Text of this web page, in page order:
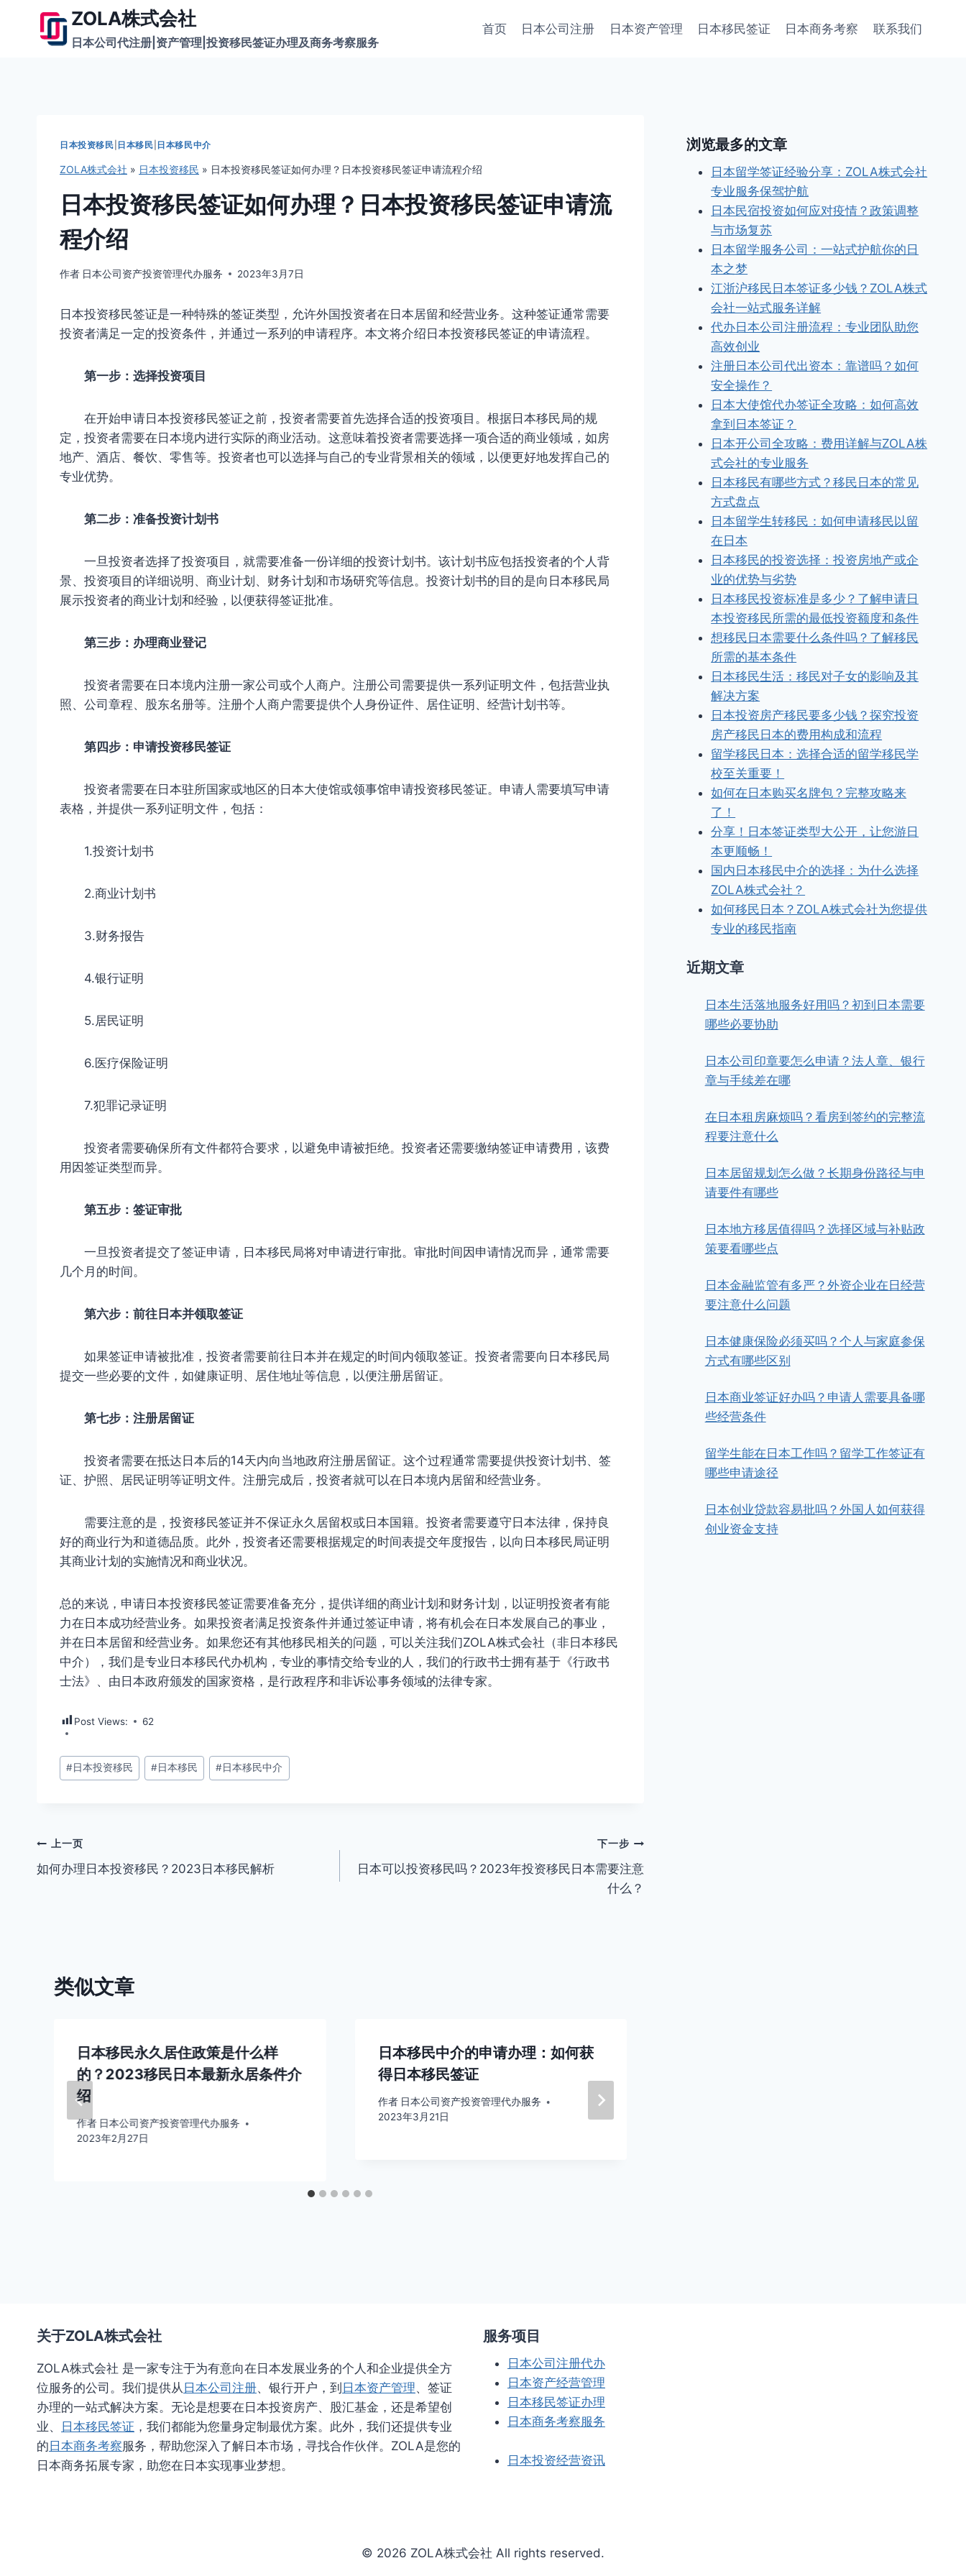
ZOLA株式会社
日本公司代注册|资产管理|投资移民签证办理及商务考察服务
首页 日本公司注册 日本资产管理 日本移民签证 日本商务考察 联系我们
日本投资移民 日本移民 日本移民中介
ZOLA株式会社 » 日本投资移民 » 日本投资移民签证如何办理？日本投资移民签证申请流程介绍
日本投资移民签证如何办理？日本投资移民签证申请流
程介绍
作者 日本公司资产投资管理代办服务 2023年3月7日
日本投资移民签证是一种特殊的签证类型，允许外国投资者在日本居留和经营业务。这种签证通常需要
投资者满足一定的投资条件，并通过一系列的申请程序。本文将介绍日本投资移民签证的申请流程。
第一步：选择投资项目
在开始申请日本投资移民签证之前，投资者需要首先选择合适的投资项目。根据日本移民局的规
定，投资者需要在日本境内进行实际的商业活动。这意味着投资者需要选择一项合适的商业领域，如房
地产、酒店、餐饮、零售等。投资者也可以选择与自己的专业背景相关的领域，以便更好地发挥自己的
专业优势。
第二步：准备投资计划书
一旦投资者选择了投资项目，就需要准备一份详细的投资计划书。该计划书应包括投资者的个人背
景、投资项目的详细说明、商业计划、财务计划和市场研究等信息。投资计划书的目的是向日本移民局
展示投资者的商业计划和经验，以便获得签证批准。
第三步：办理商业登记
投资者需要在日本境内注册一家公司或个人商户。注册公司需要提供一系列证明文件，包括营业执
照、公司章程、股东名册等。注册个人商户需要提供个人身份证件、居住证明、经营计划书等。
第四步：申请投资移民签证
投资者需要在日本驻所国家或地区的日本大使馆或领事馆申请投资移民签证。申请人需要填写申请
表格，并提供一系列证明文件，包括：
1.投资计划书
2.商业计划书
3.财务报告
4.银行证明
5.居民证明
6.医疗保险证明
7.犯罪记录证明
投资者需要确保所有文件都符合要求，以避免申请被拒绝。投资者还需要缴纳签证申请费用，该费
用因签证类型而异。
第五步：签证审批
一旦投资者提交了签证申请，日本移民局将对申请进行审批。审批时间因申请情况而异，通常需要
几个月的时间。
第六步：前往日本并领取签证
如果签证申请被批准，投资者需要前往日本并在规定的时间内领取签证。投资者需要向日本移民局
提交一些必要的文件，如健康证明、居住地址等信息，以便注册居留证。
第七步：注册居留证
投资者需要在抵达日本后的14天内向当地政府注册居留证。这个过程通常需要提供投资计划书、签
证、护照、居民证明等证明文件。注册完成后，投资者就可以在日本境内居留和经营业务。
需要注意的是，投资移民签证并不保证永久居留权或日本国籍。投资者需要遵守日本法律，保持良
好的商业行为和道德品质。此外，投资者还需要根据规定的时间表提交年度报告，以向日本移民局证明
其商业计划的实施情况和商业状况。
总的来说，申请日本投资移民签证需要准备充分，提供详细的商业计划和财务计划，以证明投资者有能
力在日本成功经营业务。如果投资者满足投资条件并通过签证申请，将有机会在日本发展自己的事业，
并在日本居留和经营业务。如果您还有其他移民相关的问题，可以关注我们ZOLA株式会社（非日本移民
中介），我们是专业日本移民代办机构，专业的事情交给专业的人，我们的行政书士拥有基于《行政书
士法》、由日本政府颁发的国家资格，是行政程序和非诉讼事务领域的法律专家。
Post Views: 62
文
章
#日本投资移民 #日本移民 #日本移民中介
文
章
上一页
如何办理日本投资移民？2023日本移民解析
下一步
日本可以投资移民吗？2023年投资移民日本需要注意
什么？
类似文章
日本移民永久居住政策是什么样
的？2023移民日本最新永居条件介
绍
作者 日本公司资产投资管理代办服务
2023年2月27日
日本移民中介的申请办理：如何获
得日本移民签证
作者 日本公司资产投资管理代办服务
2023年3月21日
浏览最多的文章
日本留学签证经验分享：ZOLA株式会社
专业服务保驾护航
日本民宿投资如何应对疫情？政策调整
与市场复苏
日本留学服务公司：一站式护航你的日
本之梦
江浙沪移民日本签证多少钱？ZOLA株式
会社一站式服务详解
代办日本公司注册流程：专业团队助您
高效创业
注册日本公司代出资本：靠谱吗？如何
安全操作？
日本大使馆代办签证全攻略：如何高效
拿到日本签证？
日本开公司全攻略：费用详解与ZOLA株
式会社的专业服务
日本移民有哪些方式？移民日本的常见
方式盘点
日本留学生转移民：如何申请移民以留
在日本
日本移民的投资选择：投资房地产或企
业的优势与劣势
日本移民投资标准是多少？了解申请日
本投资移民所需的最低投资额度和条件
想移民日本需要什么条件吗？了解移民
所需的基本条件
日本移民生活：移民对子女的影响及其
解决方案
日本投资房产移民要多少钱？探究投资
房产移民日本的费用构成和流程
留学移民日本：选择合适的留学移民学
校至关重要！
如何在日本购买名牌包？完整攻略来
了！
分享！日本签证类型大公开，让您游日
本更顺畅！
国内日本移民中介的选择：为什么选择
ZOLA株式会社？
如何移民日本？ZOLA株式会社为您提供
专业的移民指南
近期文章
日本生活落地服务好用吗？初到日本需要
哪些必要协助
日本公司印章要怎么申请？法人章、银行
章与手续差在哪
在日本租房麻烦吗？看房到签约的完整流
程要注意什么
日本居留规划怎么做？长期身份路径与申
请要件有哪些
日本地方移居值得吗？选择区域与补贴政
策要看哪些点
日本金融监管有多严？外资企业在日经营
要注意什么问题
日本健康保险必须买吗？个人与家庭参保
方式有哪些区别
日本商业签证好办吗？申请人需要具备哪
些经营条件
留学生能在日本工作吗？留学工作签证有
哪些申请途径
日本创业贷款容易批吗？外国人如何获得
创业资金支持
关于ZOLA株式会社
ZOLA株式会社 是一家专注于为有意向在日本发展业务的个人和企业提供全方
位服务的公司。我们提供从 日本公司注册、银行开户，到日本资产管理、签证
办理的一站式解决方案。无论是想要在日本投资房产、股汇基金，还是希望创
业、 日本移民签证 ，我们都能为您量身定制最优方案。此外，我们还提供专业
的日本商务考察服务，帮助您深入了解日本市场，寻找合作伙伴。ZOLA是您的
日本商务拓展专家，助您在日本实现事业梦想。
服务项目
日本公司注册代办
日本资产经营管理
日本移民签证办理
日本商务考察服务
日本投资经营资讯
© 2026 ZOLA株式会社 All rights reserved.